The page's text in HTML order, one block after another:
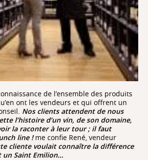
connaissance de l’ensemble des produits
ont les vendeurs et qui offrent un
Nos clients attendent de nous
l’histoire d’un vin, de son domaine,
la raconter à leur tour ; il faut
line !me confie René, vendeur
cliente voulait connaître la différence
un Saint Emilion…